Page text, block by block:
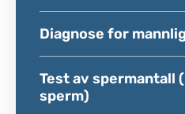
Diagnose for
Test av spermantall
sperm)